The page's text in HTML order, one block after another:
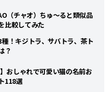
（チャオ）ちゅ〜ると類似品
比較してみた
種！キジトラ、サバトラ、茶ト
？
】おしゃれで可愛い猫の名前お
118選